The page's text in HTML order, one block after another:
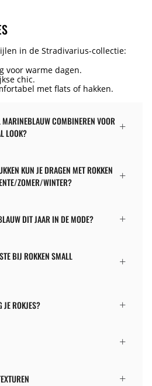
in de Stradivarius-collectie:
voor warme dagen.
chic.
met flats of hakken.
COMBINEREN VOOR
LOOK?
KUN JE DRAGEN MET ROKKEN
ZOMER/WINTER?
DIT JAAR IN DE MODE?
BIJ ROKKEN SMALL
JE ROKJES?